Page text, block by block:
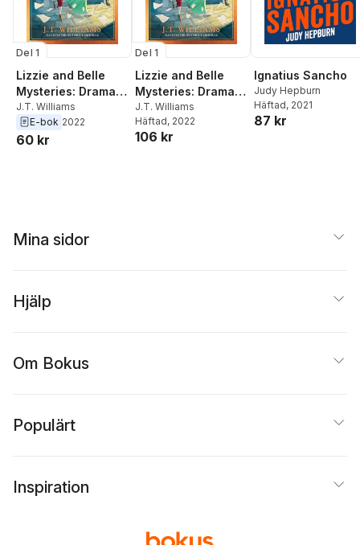
Del 1
Lizzie and Belle
Mysteries: Drama
and Danger
J.T. Williams
E-bok 2022
60 kr
Del 1
Lizzie and Belle
Mysteries: Drama
and Danger
J.T. Williams
Häftad, 2022
106 kr
Ignatius Sancho
Judy Hepburn
Häftad, 2021
87 kr
Mina sidor
Hjälp
Om Bokus
Populärt
Inspiration